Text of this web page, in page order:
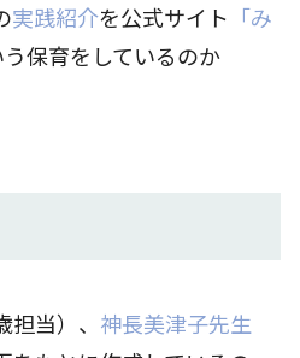
実践紹介を公式サイト 「み
保育をしているのか
担当）、 神長美津子先生